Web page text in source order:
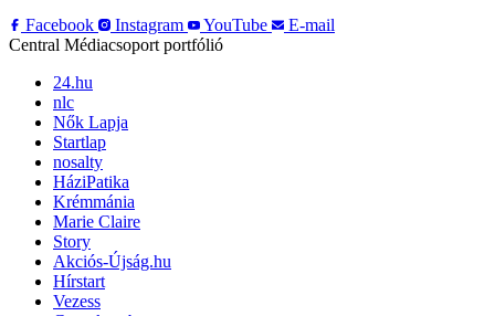
Facebook
Instagram YouTube
E-mail
Central Médiacsoport portfólió
24.hu
nlc
Nők Lapja
Startlap
nosalty
HáziPatika
Krémmánia
Marie Claire
Story
Akciós-Újság.hu
Hírstart
Vezess